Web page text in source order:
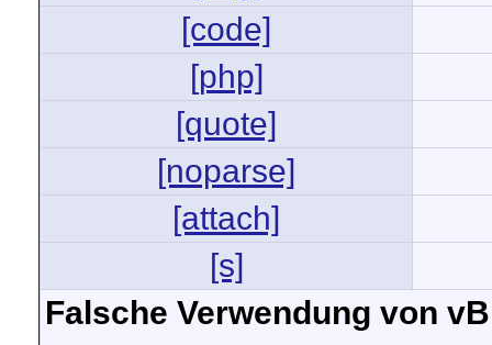
[code]
[php]
[quote]
[noparse]
[attach]
[s]
Falsche Verwendung von